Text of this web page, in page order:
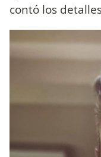
contó los